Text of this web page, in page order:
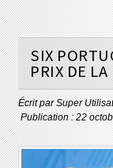
SIX
PRIX DE LA
Écrit parSuper
Publication : 22